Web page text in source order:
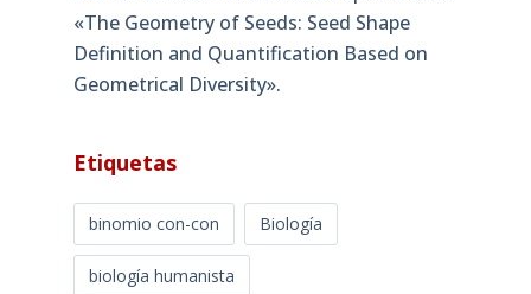
«The Geometry of Seeds: Seed Shape
Definition and Quantification Based on
Geometrical Diversity»​.
Etiquetas
binomio con-con Biología
biología humanista